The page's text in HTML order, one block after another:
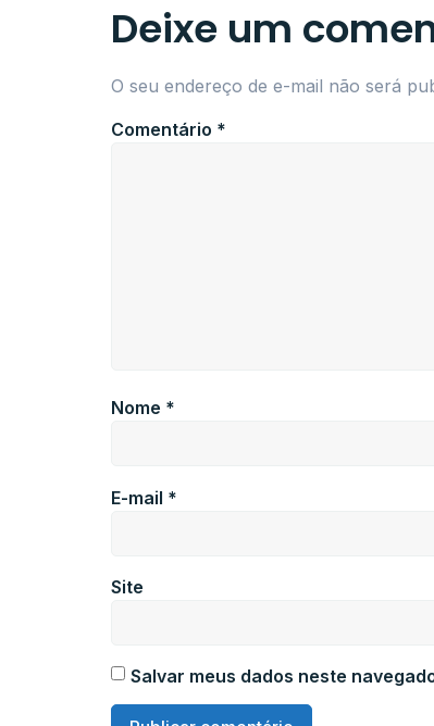
Deixe um
O seu endereço de e-mail não será
Comentário *
Nome *
E-mail *
Site
Salvar meus dados neste